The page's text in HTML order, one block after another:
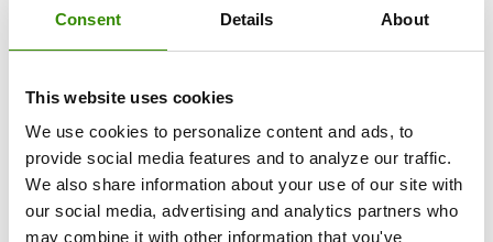
Consent Details About
This website uses cookies
We use cookies to personalize content and ads, to
provide social media features and to analyze our traffic.
We also share information about your use of our site with
our social media, advertising and analytics partners who
may combine it with other information that you've
kennen en onze services op het best mogelijke niveau
beste producten en klantervaringen te kunnen leveren.
Wij kunnen je gegevens gebruiken om je ervaring op
onze Website(s) aan te passen en soms om de
producten die wij je aanbieden aan te passen, zodat
deze interessanter en relevanter voor je worden.